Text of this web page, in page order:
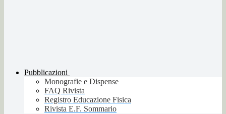
Pubblicazioni
Monografie e Dispense
FAQ Rivista
Registro Educazione Fisica
Rivista E.F. Sommario